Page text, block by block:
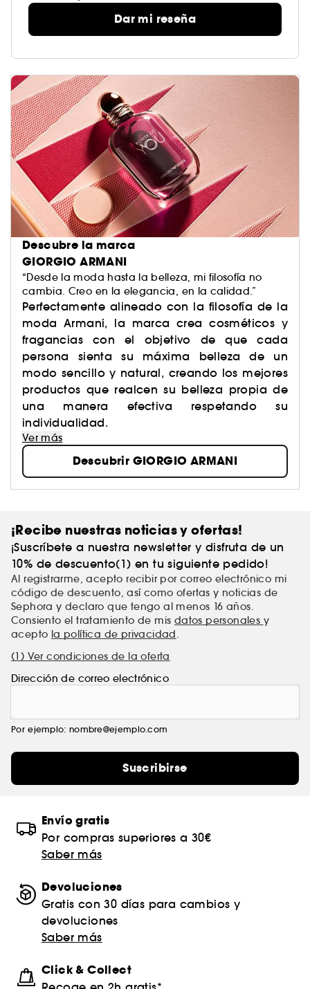
Dar mi reseña
Descubre la marca
GIORGIO ARMANI
“Desde la moda hasta la belleza, mi filosofía no
cambia. Creo en la elegancia, en la calidad.”
Perfectamente alineado con la filosofía de la
moda Armani, la marca crea cosméticos y
fragancias con el objetivo de que cada
persona sienta su máxima belleza de un
modo sencillo y natural, creando los mejores
productos que realcen su belleza propia de
una manera efectiva respetando su
individualidad.
Ver más
Descubrir GIORGIO ARMANI
¡Recibe nuestras noticias y ofertas!
¡Suscríbete a nuestra newsletter y disfruta de un
10% de descuento(1) en tu siguiente pedido!
Al registrarme, acepto recibir por correo electrónico mi
código de descuento, así como ofertas y noticias de
Sephora y declaro que tengo al menos 16 años.
Consiento el tratamiento de mis datos personales y
acepto la política de privacidad.
(1) Ver condiciones de la oferta
Dirección de correo electrónico
Por ejemplo: nombre@ejemplo.com
Suscribirse
Envío gratis
Por compras superiores a 30€
Saber más
Devoluciones
Gratis con 30 días para cambios y
devoluciones
Saber más
Click & Collect